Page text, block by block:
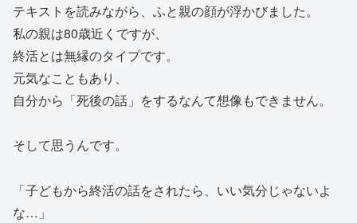
テキストを読みながら、ふと親の顔が浮かびました。
私の親は80歳近くですが、
終活とは無縁のタイプです。
元気なこともあり、
自分から「死後の話」をするなんて想像もできません。
そして思うんです。
「子どもから終活の話をされたら、いい気分じゃないよ
な…」